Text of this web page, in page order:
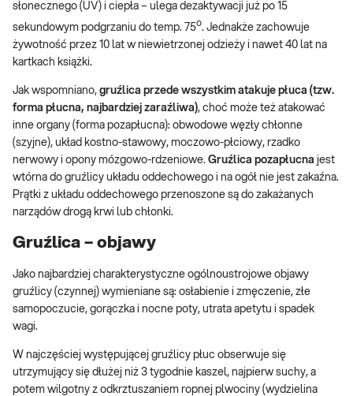
słonecznego (UV) i ciepła – ulega dezaktywacji już po 15
sekundowym podgrzaniu do temp. 75o. Jednakże zachowuje
żywotność przez 10 lat w niewietrzonej odzieży i nawet 40 lat na
kartkach książki.
Jak wspomniano, gruźlica przede wszystkim atakuje płuca (tzw.
forma płucna, najbardziej zaraźliwa), choć może też atakować
inne organy (forma pozapłucna): obwodowe węzły chłonne
(szyjne), układ kostno-stawowy, moczowo-płciowy, rzadko
nerwowy i opony mózgowo-rdzeniowe. Gruźlica pozapłucna jest
wtórna do gruźlicy układu oddechowego i na ogół nie jest zakaźna.
Prątki z układu oddechowego przenoszone są do zakażanych
narządów drogą krwi lub chłonki.
Gruźlica – objawy
Jako najbardziej charakterystyczne ogólnoustrojowe objawy
gruźlicy (czynnej) wymieniane są: osłabienie i zmęczenie, złe
samopoczucie, gorączka i nocne poty, utrata apetytu i spadek
wagi.
W najczęściej występującej gruźlicy płuc obserwuje się
utrzymujący się dłużej niż 3 tygodnie kaszel, najpierw suchy, a
potem wilgotny z odkrztuszaniem ropnej plwociny (wydzielina